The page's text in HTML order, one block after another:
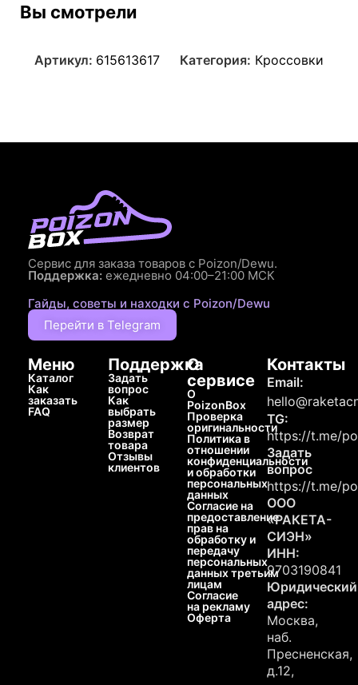
Вы смотрели
Артикул: 615613617 Категория: Кроссовки
Сервис для заказа товаров с Poizon/Dewu.
Поддержка: ежедневно 04:00–21:00 МСК
Гайды, советы и находки с Poizon/Dewu
Перейти в Telegram
Меню
Каталог
Как
заказать
FAQ
Поддержка
Задать
вопрос
Как
выбрать
размер
Возврат
товара
Отзывы
клиентов
О
сервисе
О
PoizonBox
Проверка
оригинальности
Политика в
отношении
конфиденциальности
и обработки
персональных
данных
Согласие на
предоставление
прав на
обработку и
передачу
персональных
данных третьим
лицам
Согласие
на рекламу
Оферта
Контакты
Email:
TG:
https://t.me/
Задать
вопрос
https://t.me/
ООО
«РАКЕТА-
СИЭН»
ИНН:
9703190841
Юридический
адрес:
Москва,
наб.
Пресненская,
д.12,